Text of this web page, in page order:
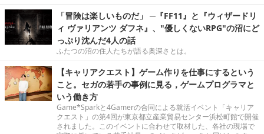
「冒険は楽しいものだ」 ─『FF11』と『ウィザードリ
ィ ヴァリアンツ ダフネ』、"優しくないRPG"の沼にど
っぷり沈んだ4人の話
ふたつの沼の住人たちが語る奥深さとは。
【キャリアクエスト】ゲーム作りを仕事にするという
こと。セガの若手の事例に見る，ゲームプログラマと
いう働き方
Game*Sparkと4Gamerの合同による就活イベント「キャリア
クエスト」の第4回が東京都立産業貿易センター浜松町館で開催
されました。このイベントに合わせて取材した、各社の現場で